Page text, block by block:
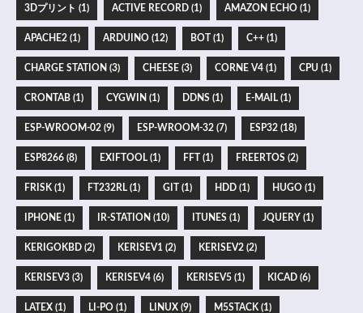
3Dプリント (1) ACTIVE RECORD (1) AMAZON ECHO (1)
APACHE2 (1) ARDUINO (12) BOT (1) C++ (1)
CHARGE STATION (3) CHEESE (3) CORNE V4 (1) CPU (1)
CRONTAB (1) CYGWIN (1) DDNS (1) E-MAIL (1)
ESP-WROOM-02 (9) ESP-WROOM-32 (7) ESP32 (18)
ESP8266 (8) EXIFTOOL (1) FFT (1) FREERTOS (2)
FRISK (1) FT232RL (1) GIT (1) HDD (1) HUGO (1)
IPHONE (1) IR-STATION (10) ITUNES (1) JQUERY (1)
KERIGOKBD (2) KERISEV1 (2) KERISEV2 (2)
KERISEV3 (3) KERISEV4 (6) KERISEV5 (1) KICAD (6)
LATEX (1) LI-PO (1) LINUX (9) M5STACK (1)